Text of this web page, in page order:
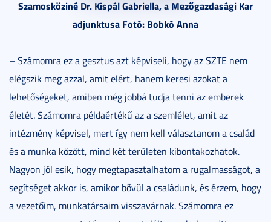
Szamosköziné Dr. Kispál Gabriella, a Mezőgazdasági Kar
adjunktusa Fotó: Bobkó Anna
– Számomra ez a gesztus azt képviseli, hogy az SZTE nem
elégszik meg azzal, amit elért, hanem keresi azokat a
lehetőségeket, amiben még jobbá tudja tenni az emberek
életét. Számomra példaértékű az a szemlélet, amit az
intézmény képvisel, mert így nem kell választanom a család
és a munka között, mind két területen kibontakozhatok.
Nagyon jól esik, hogy megtapasztalhatom a rugalmasságot, a
segítséget akkor is, amikor bővül a családunk, és érzem, hogy
a vezetőim, munkatársaim visszavárnak. Számomra ez